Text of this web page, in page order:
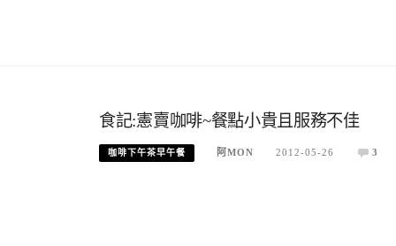
食記:憲賣咖啡~餐點小貴且服務不佳
咖啡下午茶早午餐 阿MON 2012-05-26 3